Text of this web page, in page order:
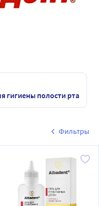
гигиены полости рта
Фильтры